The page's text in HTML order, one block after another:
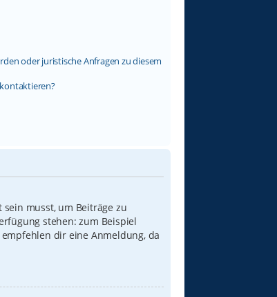
oder juristische Anfragen zu diesem
musst, um Beiträge zu
stehen: zum Beispiel
dir eine Anmeldung, da